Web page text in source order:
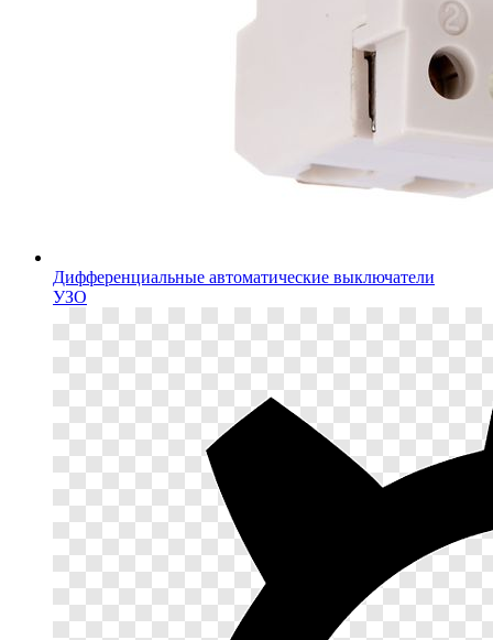
Дифференциальные автоматические выключатели
УЗО